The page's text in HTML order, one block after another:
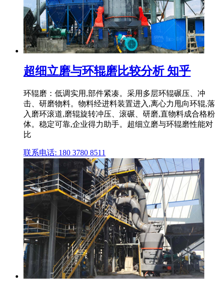
超细立磨与环辊磨比较分析 知乎
环辊磨：低调实用,部件紧凑。采用多层环辊碾压、冲
击、研磨物料。物料经进料装置进入,离心力甩向环辊,落
入磨环滚道,磨辊旋转冲压、滚碾、研磨,直物料成合格粉
体。稳定可靠,企业得力助手。超细立磨与环辊磨性能对
比
联系电话: 180 3780 8511